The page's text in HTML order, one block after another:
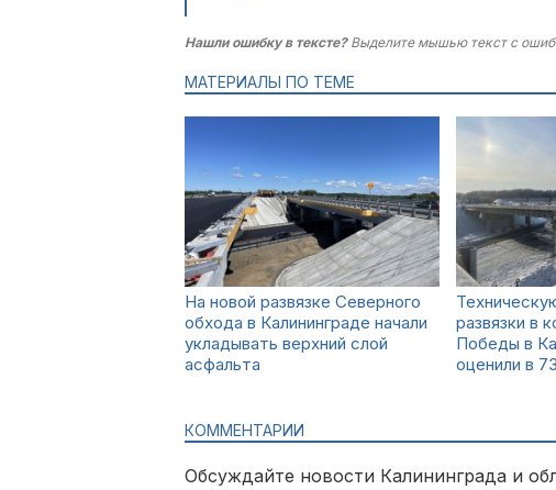
Нашли ошибку в тексте?Выделите мышью текст с
МАТЕРИАЛЫ ПО ТЕМЕ
На новой развязке Северного
обхода в Калининграде начали
укладывать верхний слой
асфальта
развязки в
Победы в
оценили в
КОММЕНТАРИИ
Обсуждайте новости Калининграда и